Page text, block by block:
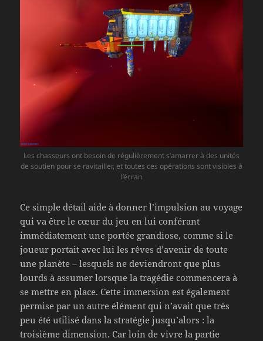
Les chasseurs ont besoin de régulièrement s’amarrer à des unités
de soutien pour se ravitailler, et toutes ces opérations sont visibles à
l’écran
Ce simple détail aide à donner l’impulsion au voyage
qui va être le cœur du jeu en lui conférant
immédiatement une portée grandiose, comme si le
joueur portait avec lui les rêves d’avenir de toute
une planète – lesquels ne deviendront que plus
lourds à assumer lorsque la tragédie commencera à
se mettre en place. Cette immersion est également
permise par un autre élément qui n’avait que très
peu été utilisé dans la stratégie jusqu’alors : la
troisième dimension. Car loin de vivre la partie